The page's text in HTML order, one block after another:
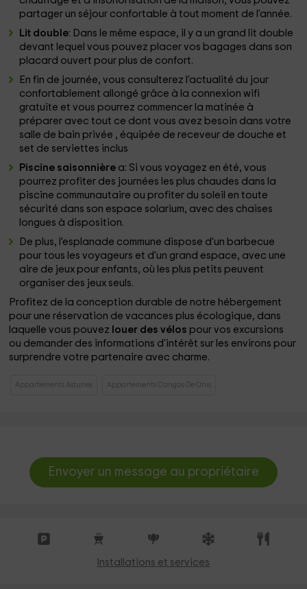
partager un séjour confortable à tout moment de l'année.
Lit double: Dans le même espace, il y a un grand lit double
devant lequel vous pouvez placer vos bagages dans son
placard ouvert pour plus de confort.
En fin de journée, vous consulterez l'actualité du jour
confortablement allongé grâce à la connexion wifi
gratuite et vous pourrez commencer la matinée à
préparer avec tout ce dont vous avez besoin dans votre
salle de bain privée , équipée de receveur de douche et
set de serviettes inclus
Piscine saisonnière a: Si vous voyagez en été, vous
pourrez profiter des journées les plus chaudes dans la
piscine communautaire ou profiter du soleil en toute
sécurité dans son espace solarium, avec des chaises
longues à disposition.
De plus, l'esplanade commune dispose d'un barbecue
pour tous les voyageurs et d'un grand espace, avec une
aire de jeux pour enfants, où les plus petits peuvent
organiser des jeux seuls.
Profitez de la conception durable de notre hébergement
pour une réservation de vacances plus écologique, dans
laquelle vous pouvez louer des vélos pour vos excursions
ou demander des informations d'intérêt sur les environs pour
surprendre votre partenaire avec charme.
Appartements Asturies Appartements Cangas De Onis
Envoyer un message au propriétaire
Installations et services